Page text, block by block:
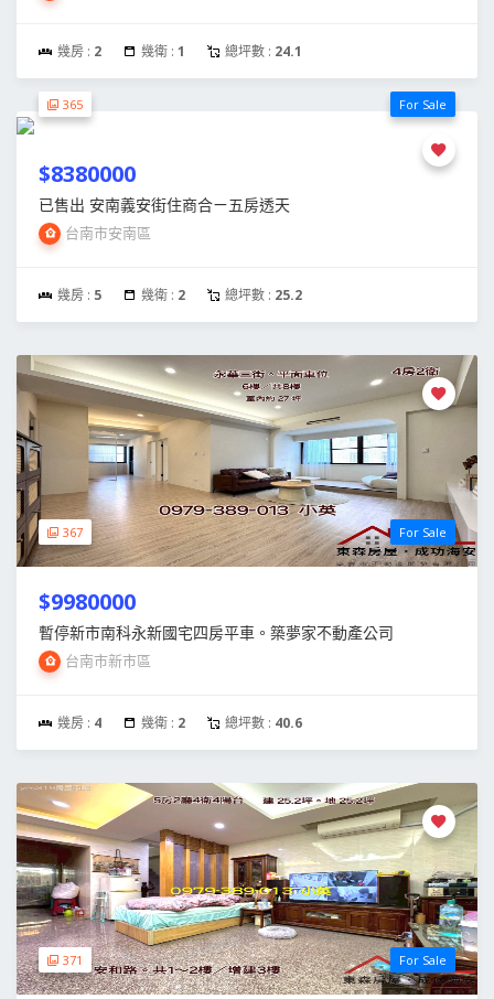
幾房 : 2 幾衛 : 1 總坪數 : 24.1
365 For Sale
$8380000
已售出 安南義安街住商合ㄧ五房透天
台南市安南區
幾房 : 5 幾衛 : 2 總坪數 : 25.2
367 For Sale
$9980000
暫停新市南科永新國宅四房平車。築夢家不動產公司
台南市新市區
幾房 : 4 幾衛 : 2 總坪數 : 40.6
371 For Sale